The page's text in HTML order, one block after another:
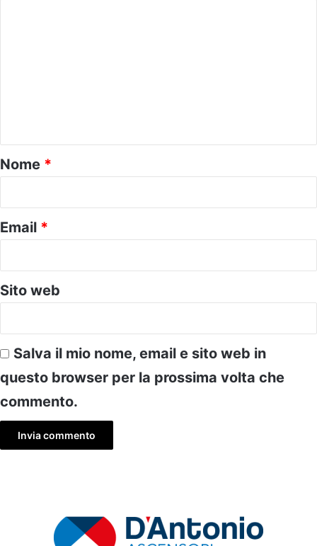
o
*
Nome *
Email *
Sito web
Salva il mio nome, email e sito web in
questo browser per la prossima volta che
commento.